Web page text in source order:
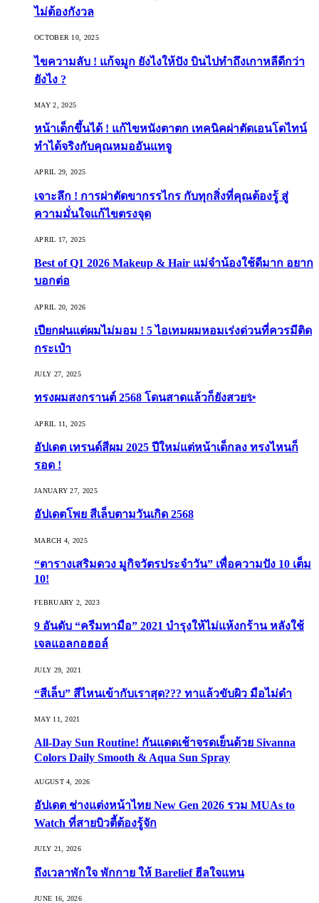
ไม่ต้องกังวล
OCTOBER 10, 2025
ไขความลับ ! แก้จมูก ยังไงให้ปัง บินไปทำถึงเกาหลีดีกว่า
ยังไง ?
MAY 2, 2025
หน้าเด็กขึ้นได้ ! แก้ไขหนังตาตก เทคนิคผ่าตัดเอนโดไทน์
ทำได้จริงกับคุณหมออันแทจู
APRIL 29, 2025
เจาะลึก ! การผ่าตัดขากรรไกร กับทุกสิ่งที่คุณต้องรู้ สู่
ความมั่นใจแก้ไขตรงจุด
APRIL 17, 2025
Best of Q1 2026 Makeup & Hair แม่จ๋าน้องใช้ดีมาก อยาก
บอกต่อ
APRIL 20, 2026
เปียกฝนแต่ผมไม่มอม ! 5 ไอเทมผมหอมเร่งด่วนที่ควรมีติด
กระเป๋า
JULY 27, 2025
ทรงผมสงกรานต์ 2568 โดนสาดแล้วก็ยังสวย✨
APRIL 11, 2025
อัปเดต เทรนด์สีผม 2025 ปีใหม่แต่หน้าเด็กลง ทรงไหนก็
รอด !
JANUARY 27, 2025
อัปเดตโพย สีเล็บตามวันเกิด 2568
MARCH 4, 2025
“ตารางเสริมดวง มูกิจวัตรประจำวัน” เพื่อความปัง 10 เต็ม
10!
FEBRUARY 2, 2023
9 อันดับ “ครีมทามือ” 2021 บำรุงให้ไม่แห้งกร้าน หลังใช้
เจลแอลกอฮอล์
JULY 29, 2021
“สีเล็บ” สีไหนเข้ากับเราสุด??? ทาแล้วขับผิว มือไม่ดำ
MAY 11, 2021
All-Day Sun Routine! กันแดดเช้าจรดเย็นด้วย Sivanna
Colors Daily Smooth & Aqua Sun Spray
AUGUST 4, 2026
อัปเดต ช่างแต่งหน้าไทย New Gen 2026 รวม MUAs to
Watch ที่สายบิวตี้ต้องรู้จัก
JULY 21, 2026
ถึงเวลาพักใจ พักกาย ให้ Barelief ฮีลใจแทน
JUNE 16, 2026